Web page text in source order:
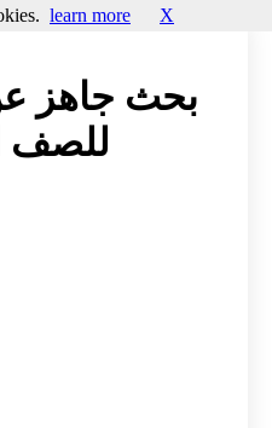
بحث جاهز
للصف
learn more X